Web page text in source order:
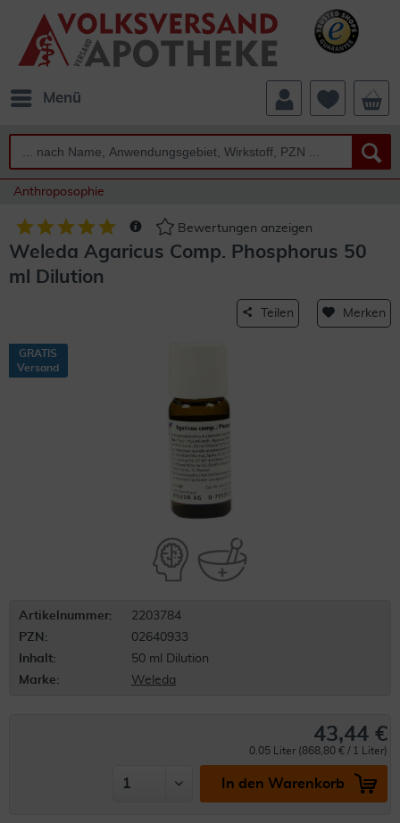
Menü
Anthroposophie
Bewertungen anzeigen
Weleda Agaricus Comp. Phosphorus 50
ml Dilution
Teilen Merken
GRATIS
Versand
Artikelnummer:
2203784
PZN:
02640933
Inhalt:
50 ml Dilution
Marke:
Weleda
43,44 €
0.05 Liter (868,80 € / 1 Liter)
In den Warenkorb